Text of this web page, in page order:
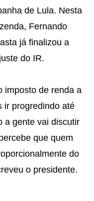
de Lula. Nesta
Fernando
já finalizou a
do IR.
imposto de renda a
ir progredindo até
a gente vai discutir
que quem
do
o presidente.